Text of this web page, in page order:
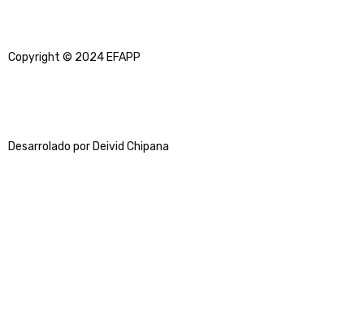
Copyright © 2024 EFAPP
Desarrolado por Deivid Chipana